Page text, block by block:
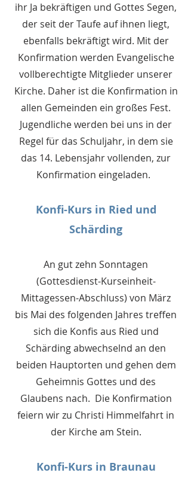
ihr Ja bekräftigen und Gottes Segen,
der seit der Taufe auf ihnen liegt,
ebenfalls bekräftigt wird. Mit der
Konfirmation werden Evangelische
vollberechtigte Mitglieder unserer
Kirche. Daher ist die Konfirmation in
allen Gemeinden ein großes Fest.
Jugendliche werden bei uns in der
Regel für das Schuljahr, in dem sie
das 14. Lebensjahr vollenden, zur
Konfirmation eingeladen.
Konfi-Kurs in Ried und
Schärding
An gut zehn Sonntagen
(Gottesdienst-Kurseinheit-
Mittagessen-Abschluss) von März
bis Mai des folgenden Jahres treffen
sich die Konfis aus Ried und
Schärding abwechselnd an den
beiden Hauptorten und gehen dem
Geheimnis Gottes und des
Glaubens nach. Die Konfirmation
feiern wir zu Christi Himmelfahrt in
der Kirche am Stein.
Konfi-Kurs in Braunau